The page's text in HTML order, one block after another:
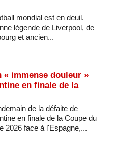
mondial est en deuil.
légende de Liverpool, de
et ancien...
« immense douleur »
en finale de la
de la défaite de
en finale de la Coupe du
2026 face à l'Espagne,...